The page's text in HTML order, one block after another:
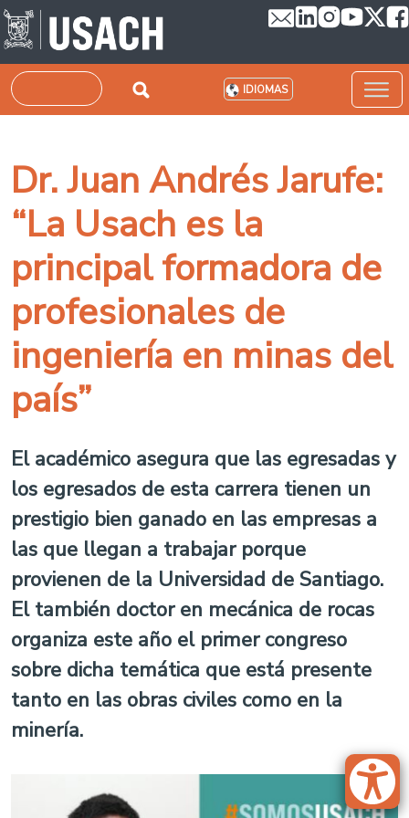
Pasar al contenido principal
Buscar IDIOMAS
Dr. Juan Andrés Jarufe:
“La Usach es la
principal formadora de
profesionales de
ingeniería en minas del
país”
El académico asegura que las egresadas y
los egresados de esta carrera tienen un
prestigio bien ganado en las empresas a
las que llegan a trabajar porque
provienen de la Universidad de Santiago.
El también doctor en mecánica de rocas
organiza este año el primer congreso
sobre dicha temática que está presente
tanto en las obras civiles como en la
minería.